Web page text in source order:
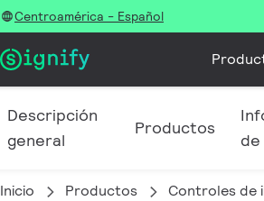
Centroamérica - Español
Descripción
general
Productos
Inicio Productos Controles de